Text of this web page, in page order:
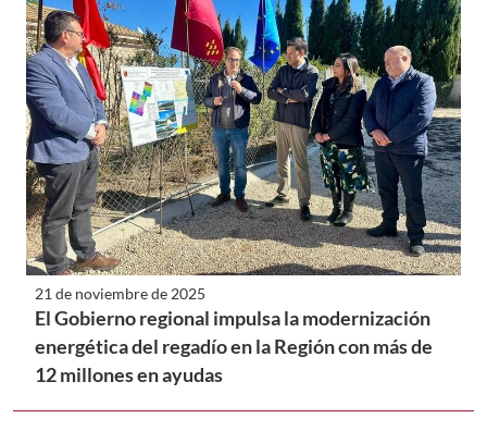
21 de noviembre de 2025
El Gobierno regional impulsa la modernización
energética del regadío en la Región con más de
12 millones en ayudas